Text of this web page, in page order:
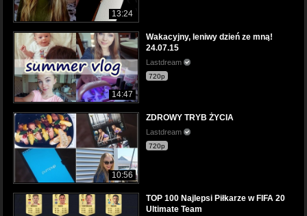
13:24
14:47
Wakacyjny, leniwy dzień ze mną!
24.07.15
Lastdream
720p
10:56
ZDROWY TRYB ŻYCIA
Lastdream
720p
TOP 100 Najlepsi Piłkarze w FIFA 20
Ultimate Team